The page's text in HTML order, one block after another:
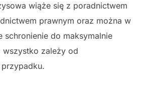
wiąże się z poradnictwem
prawnym oraz można w
schronienie do maksymalnie
wszystko zależy od